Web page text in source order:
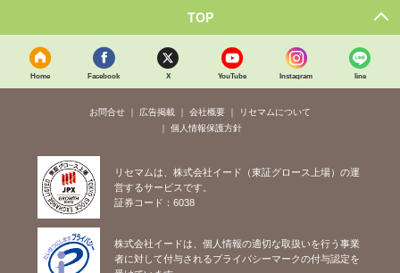
TOP
Home Facebook X YouTube Instagram line
お問合せ 広告掲載 会社概要
リセマムについて
個人情報保護方針
リセマムは、株式会社イード（東証グロース上場）の運
営するサービスです。
証券コード：6038
株式会社イードは、個人情報の適切な取扱いを行う事業
者に対して付与されるプライバシーマークの付与認定を